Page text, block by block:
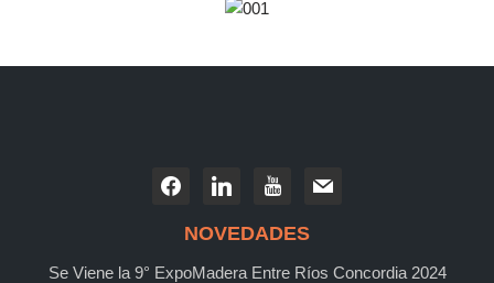
NOVEDADES
Se Viene la 9° ExpoMadera Entre Ríos Concordia 2024